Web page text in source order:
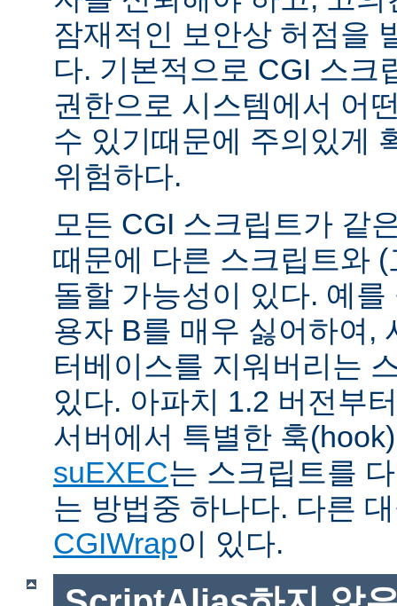
잠재적인 보안상 허점을
다. 기본적으로 CGI 스크
권한으로 시스템에서 어
수 있기때문에 주의있게
위험하다.
모든 CGI 스크립트가 같
때문에 다른 스크립트와
돌할 가능성이 있다. 예
용자 B를 매우 싫어하여,
터베이스를 지워버리는
있다. 아파치 1.2 버전부
서버에서 특별한 훅
suEXEC는 스크립트를
는 방법중 하나다. 다른
CGIWrap이 있다.